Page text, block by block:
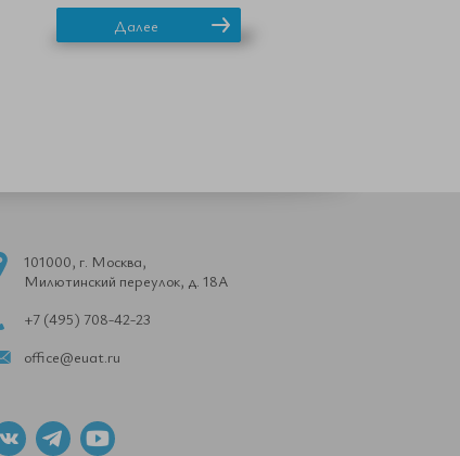
Далее
101000, г. Москва,
Милютинский переулок, д. 18А
+7 (495) 708-42-23
office@euat.ru